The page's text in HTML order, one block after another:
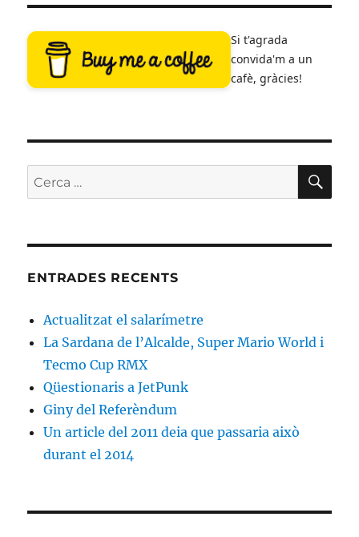
Si t'agrada
convida'm a un
cafè, gràcies!
Cerca:
ENTRADES RECENTS
Actualitzat el salarímetre
La Sardana de l’Alcalde, Super Mario World i
Tecmo Cup RMX
Qüestionaris a JetPunk
Giny del Referèndum
Un article del 2011 deia que passaria això
durant el 2014